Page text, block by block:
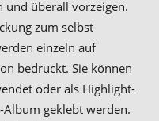
und überall vorzeigen.
zum selbst
einzeln auf
bedruckt. Sie können
oder als Highlight-
geklebt werden.